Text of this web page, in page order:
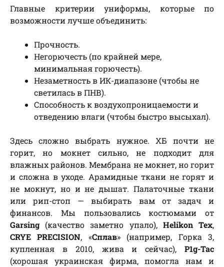
Главные критерии униформы, которые по
возможности лучше объединить:
Прочность.
Негорючесть (по крайней мере,
минимальная горючесть).
Незаметность в ИК-диапазоне (чтобы не
светилась в ПНВ).
Способность к воздухопроницаемости и
отведению влаги (чтобы быстро высыхал).
Здесь сложно выбрать нужное. ХБ почти не
горит, но мокнет сильно, не подходит для
влажных районов. Мембрана не мокнет, но горит
и сложна в уходе. Арамидные ткани не горят и
не мокнут, но и не дышат. Палаточные ткани
или рип-стоп — выбирать вам от задач и
финансов. Мы пользовались костюмами от
Garsing(качество заметно упало), Helikon Tex,
CRYE PRECISION, «Сплав» (например, Горка 3,
купленная в 2010, жива и сейчас), P1g-Tac
(хорошая украинская фирма, помогла нам и